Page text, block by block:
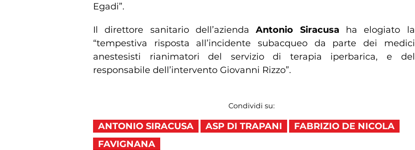
Egadi”.
Il direttore sanitario dell’aziendaAntonio Siracusa ha elogiato la
“tempestiva risposta all’incidente subacqueo da parte dei medici
anestesisti rianimatori del servizio di terapia iperbarica, e del
responsabile dell’intervento Giovanni Rizzo”.
Condividi su:
ANTONIO SIRACUSA ASP DI TRAPANI
FABRIZIO DE NICOLA
FAVIGNANA